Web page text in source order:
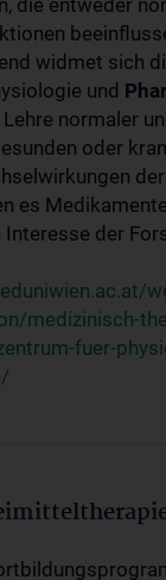
die entweder
widmet sich
und
normaler
oder
es
Interesse der
medizinisch-
fuer-